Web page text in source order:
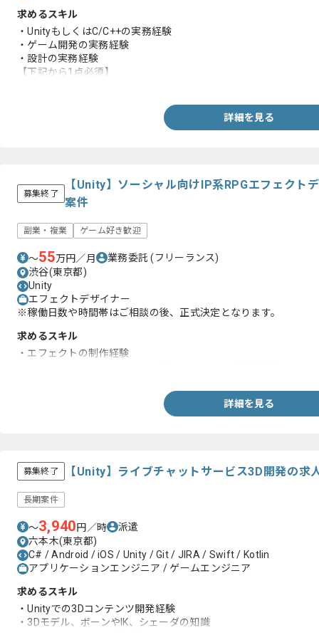
求めるスキル
・UnityもしくはC/C++の実務経験
・ゲーム開発の実務経験
・設計の実務経験
【下記から1点必須】
・GitHubを用いたチーム開発の実務経験
・継続的なコードベース改善の実務経験
・算術/幾何プログラム実装の実務経験
詳細を見る
募集終了
【Unity】ソーシャル向けIP系RPGエフェクト
案件
副業・複業 ゲーム好き歓迎
〜55万円／月 業務委託(フリーランス)
渋谷(東京都)
Unity
エフェクトデザイナー
※稼働日数や時間帯はご相談の後、正式決定となります。
求めるスキル
・エフェクトの制作経験
詳細を見る
募集終了 【Unity】ライブチャットサービス3D開発の求
長期案件
〜3,940円／時
派遣
六本木(東京都)
C# / Android / iOS / Unity / Git / JIRA / Swift / Kotlin
アプリケーションエンジニア / ゲームエンジニア
求めるスキル
・Unityでの3Dコンテンツ開発経験
・3Dモデル、ボーンやIK、シェーダの知識